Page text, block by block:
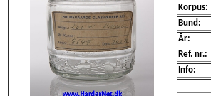
Korpus:
Bund:
År:
Ref. nr.:
Info: